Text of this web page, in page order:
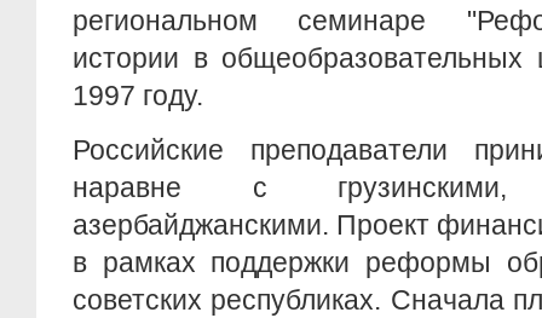
региональном семинаре
истории в
1997 году.
Российские преподаватели
наравне с
азербайджанскими. Проект
в рамках поддержки реформы
советских республиках. Сначала